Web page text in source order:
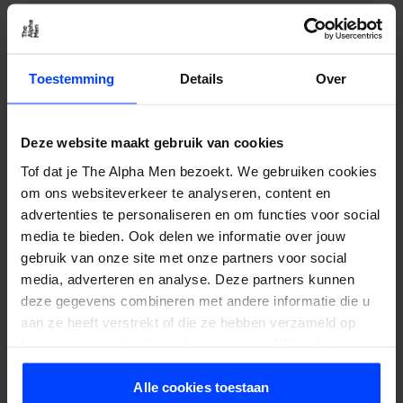
Toestemming Details Over
Deze website maakt gebruik van cookies
Tof dat je The Alpha Men bezoekt. We gebruiken cookies
om ons websiteverkeer te analyseren, content en
advertenties te personaliseren en om functies voor social
media te bieden. Ook delen we informatie over jouw
gebruik van onze site met onze partners voor social
media, adverteren en analyse. Deze partners kunnen
deze gegevens combineren met andere informatie die u
aan ze heeft verstrekt of die ze hebben verzameld op
website-ervaring? Kies dan voor alle cookies. Meer
informatie over cookies vind je in onze Privacy Policy.
Alle cookies toestaan
etwas dicker als die Silvertip und machen Ihre
Badger Rasierpinsel stammen vom Bauch des Dachses
und sind etwas flexibler.
Synthetische Rasierpinsel
Synthetischer Rasierpinsel
den Rasierpinsel gestartet. Diese Rasierpinsel sind aus